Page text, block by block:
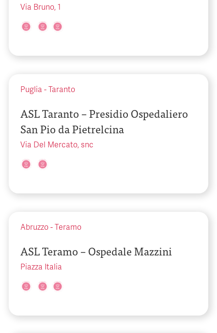
Via Bruno, 1
Puglia - Taranto
ASL Taranto – Presidio Ospedaliero
San Pio da Pietrelcina
Via Del Mercato, snc
Abruzzo - Teramo
ASL Teramo – Ospedale Mazzini
Piazza Italia